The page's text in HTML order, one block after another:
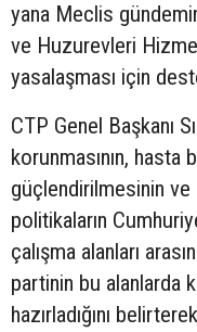
yana Meclis
ve Huzurevleri
yasalaşması için
CTP Genel Başkanı
korunmasının, hasta
güçlendirilmesinin ve
politikaların
çalışma alanları
partinin bu alanlarda
hazırladığını